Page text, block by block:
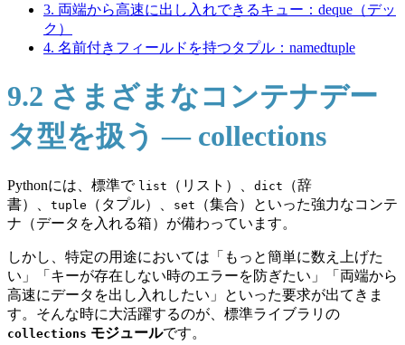
3. 両端から高速に出し入れできるキュー：deque（デッ
ク）
4. 名前付きフィールドを持つタプル：namedtuple
9.2 さまざまなコンテナデー
タ型を扱う — collections
Pythonには、標準で list （リスト）、 dict
（辞
書）、 tuple （タプル）、 set
（集合）といった強力なコンテ
ナ（データを入れる箱）が備わっています。
しかし、特定の用途においては「もっと簡単に数え上げた
い」「キーが存在しない時のエラーを防ぎたい」「両端から
高速にデータを出し入れしたい」といった要求が出てきま
す。そんな時に大活躍するのが、標準ライブラリの
collections モジュールです。